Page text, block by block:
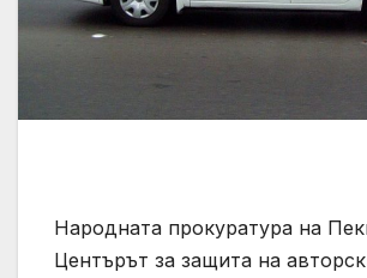
Народната прокуратура на
Центърът за защита на